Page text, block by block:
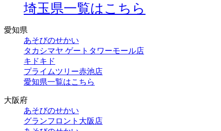
埼玉県一覧はこちら
愛知県
あそびのせかい
タカシマヤ ゲートタワーモール店
キドキド
プライムツリー赤池店
愛知県一覧はこちら
大阪府
あそびのせかい
グランフロント大阪店